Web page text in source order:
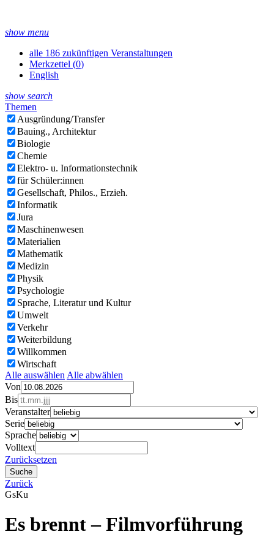
show menu
alle 186 zukünftigen Veranstaltungen
Merkzettel (0)
English
show search
Themen
Ausgründung/Transfer
Bauing., Architektur
Biologie
Chemie
Elektro- u. Informationstechnik
für Schüler:innen
Gesellschaft, Philos., Erzieh.
Informatik
Jura
Maschinenwesen
Materialien
Mathematik
Medizin
Physik
Psychologie
Sprache, Literatur und Kultur
Umwelt
Verkehr
Weiterbildung
Willkommen
Wirtschaft
Alle auswählen Alle abwählen
Von
Bis
Veranstalter
Serie
Sprache
Volltext
Zurücksetzen
Zurück
GsKu
Es brennt – Filmvorführung